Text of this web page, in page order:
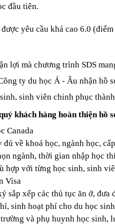
đầu tiên.
yêu cầu khá cao 6.0
lợi mà chương trình SDS
ty du học Á - Âu nhận hồ
sinh viên chinh phục
khách hàng hoàn thiện hồ
Canada
về khoá học, ngành học,
ngành, thời gian nhập học
hợp với từng học sinh, sinh
Visa
sắp xếp các thủ tục ăn ở, đưa
sinh hoạt phí cho du học sinh
và phụ huynh học sinh,